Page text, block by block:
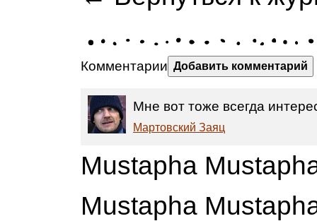
Комментарии Добавить комментарий
Мне вот тоже всегда
Мартовский Заяц
Mustapha
Mustapha